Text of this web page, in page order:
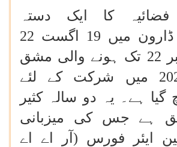
فضائیہ کا ایک دستہ
آسٹریلیا کے ڈارون میں 19 اگست 22
سے 08 ستمبر 22 تک ہونے والی مشق
پچ بلیک 2022 میں شرکت کے لئے
گیا ہے۔ یہ دو سالہ کثیر
ہے جس کی میزبانی
ایئر فورس (آر اے اے